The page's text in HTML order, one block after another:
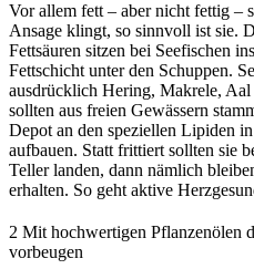
Vor allem fett – aber nicht fettig –
Ansage klingt, so sinnvoll ist sie.
Fettsäuren sitzen bei Seefischen
Fettschicht unter den Schuppen.
ausdrücklich Hering, Makrele,
sollten aus freien Gewässern
Depot an den speziellen Lipiden
aufbauen. Statt frittiert sollten sie
Teller landen, dann nämlich
erhalten. So geht aktive
2 Mit hochwertigen Pflanzenölen
vorbeugen